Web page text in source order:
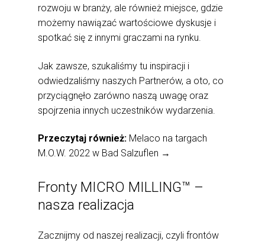
rozwoju w branży, ale również miejsce, gdzie
możemy nawiązać wartościowe dyskusje i
spotkać się z innymi graczami na rynku.
Jak zawsze, szukaliśmy tu inspiracji i
odwiedzaliśmy naszych Partnerów, a oto, co
przyciągnęło zarówno naszą uwagę oraz
spojrzenia innych uczestników wydarzenia.
Przeczytaj również: Melaco na targach
M.O.W. 2022 w Bad Salzuflen →
Fronty MICRO MILLING™ –
nasza realizacja
Zacznijmy od naszej realizacji, czyli frontów